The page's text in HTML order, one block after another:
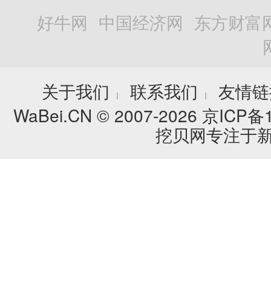
好牛网 中国经济网 东方财富
关于我们
┊ 联系我们 ┊
友情
WaBei.CN © 2007-2026 京ICP
挖贝网专注于